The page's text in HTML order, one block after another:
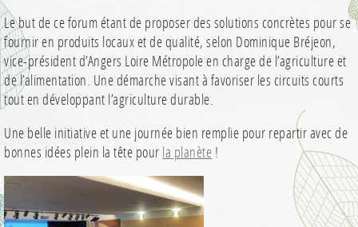
Le but de ce forum étant de proposer des solutions concrètes pour se
fournir en produits locaux et de qualité, selon Dominique Bréjeon,
vice-président d’Angers Loire Métropole en charge de l’agriculture et
de l’alimentation. Une démarche visant à favoriser les circuits courts
tout en développant l’agriculture durable.
Une belle initiative et une journée bien remplie pour repartir avec de
bonnes idées plein la tête pour la planète !